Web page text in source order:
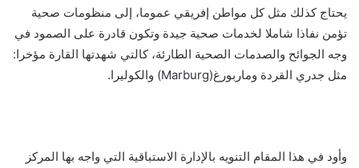
يحتاج كذلك مثل كل مواطن إفريقي عموما، إلى منظومات صحية
تؤمن نفاذا شاملا لخدمات صحية جيدة وتكون قادرة على الصمود في
وجه الجوائح والصدمات الصحية الطارئة، كالتي شهدتها القارة مؤخرا:
مثل جدري القردة وماربورغ(Marburg) والكوليرا.
وأود في هذا المقام التنويه بالإدارة الاستباقية التي واجه بها المركز